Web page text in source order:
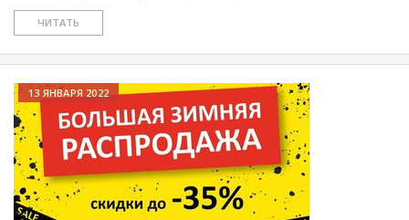
ЧИТАТЬ
13 ЯНВАРЯ 2022